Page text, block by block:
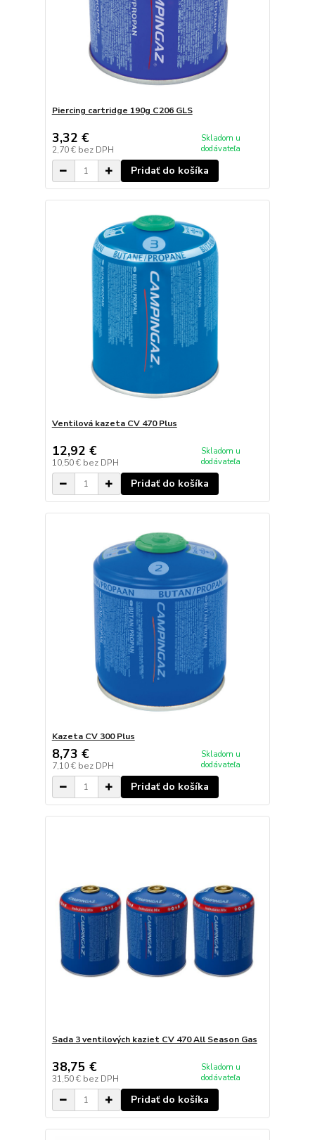
Piercing cartridge 190g C206 GLS
3,32 €
2,70 € bez DPH
Skladom u
dodávateľa
Pridať do košíka
Ventilová kazeta CV 470 Plus
12,92 €
10,50 € bez DPH
Skladom u
dodávateľa
Pridať do košíka
Kazeta CV 300 Plus
8,73 €
7,10 € bez DPH
Skladom u
dodávateľa
Pridať do košíka
Sada 3 ventilových kaziet CV 470 All Season Gas
38,75 €
31,50 € bez DPH
Skladom u
dodávateľa
Pridať do košíka